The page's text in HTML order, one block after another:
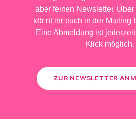
aber feinen Newsletter.
könnt ihr euch in der Mailing
Eine Abmeldung ist
Klick möglich.
ZUR NEWSLETTER